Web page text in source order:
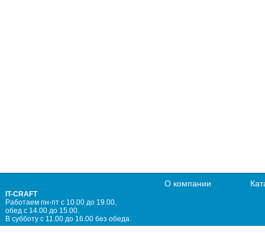
IT-CRAFT
Работаем пн-пт с 10.00 до 19.00,
обед с 14.00 до 15.00.
В субботу с 11.00 до 16.00 без обеда.
О компании